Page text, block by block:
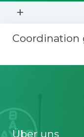
Menü
+
Mitmachen
Kontakt
Impressum
Coordination
Stichwort BAYER
Über uns